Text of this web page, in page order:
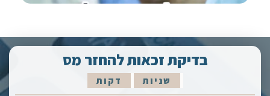
בדיקת זכאות להחזר מס
דקות שניות